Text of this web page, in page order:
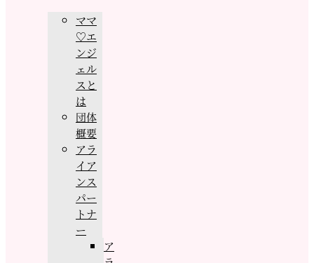
ママ
♡エ
ンジ
ェル
スと
は
団体
概要
アラ
イア
ンス
パー
トナ
ー
ア